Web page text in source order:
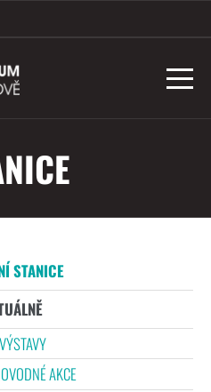
STANICE
VÝSTAVY
AKCE